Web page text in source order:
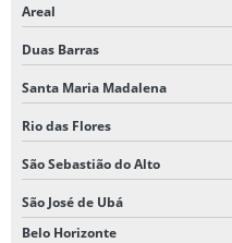
Areal
Duas Barras
Santa Maria Madalena
Rio das Flores
São Sebastião do Alto
São José de Ubá
Belo Horizonte